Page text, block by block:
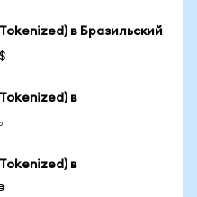
в Бразильский
в
в